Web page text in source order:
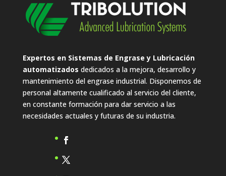
Expertos en Sistemas de Engrase y Lubricación
automatizados dedicados a la mejora, desarrollo y
mantenimiento del engrase industrial. Disponemos de
personal altamente cualificado al servicio del cliente,
en constante formación para dar servicio a las
necesidades actuales y futuras de su industria.